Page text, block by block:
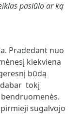
pasiūlo ar ką
Pradedant nuo
kiekviena
būdą
dabar tokį
sugalvojo